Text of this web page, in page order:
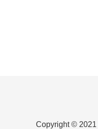
Copyright © 2021